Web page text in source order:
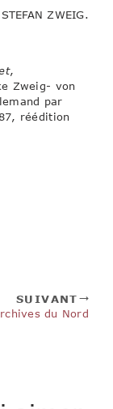
STEFAN ZWEIG.
,
Zweig- von
par
réédition
SUIVANT
du Nord